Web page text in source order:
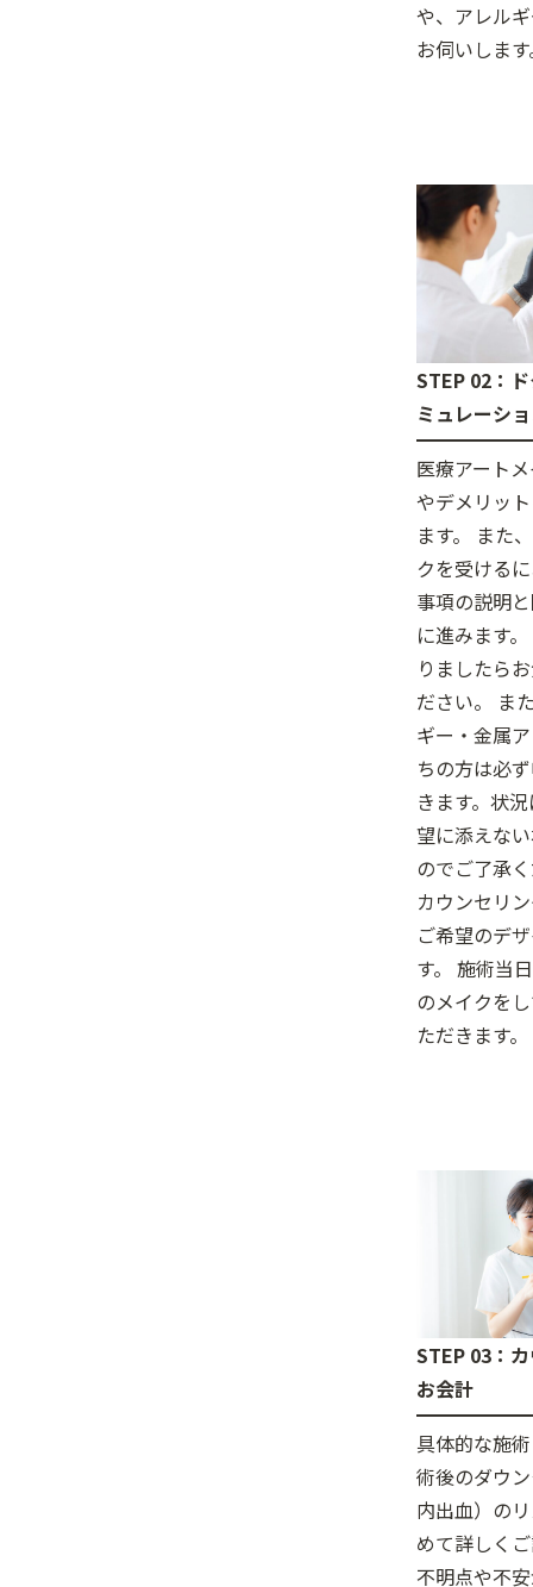
や、アレル
お伺いしま
STEP 02：
ミュレーシ
医療アート
やデメリッ
ます。 また
クを受ける
事項の説明
に進みます
りましたら
ださい。 ま
ギー・金属
ちの方は必
きます。状
望に添えな
のでご了承
カウンセリ
ご希望のデ
す。 施術当
のメイクを
ただきます。
STEP 03：
お会計
具体的な施
術後のダウ
内出血）の
めて詳しく
不明点や不